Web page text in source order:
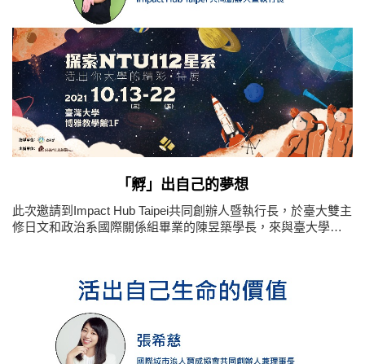
「孵」出自己的夢想
此次邀請到Impact Hub Taipei共同創辦人暨執行長，於臺大雙主
修日文和政治系國際關係組畢業的陳昱築學長，來與臺大學弟